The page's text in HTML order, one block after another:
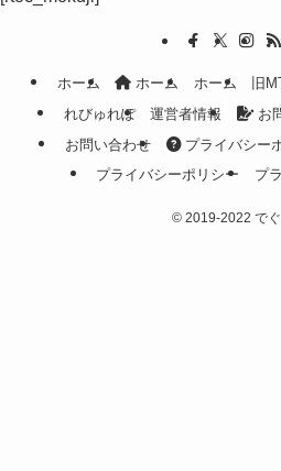
ホーム ホーム ホーム 旧
れびゅれぽ
運営者情報 お
お問い合わせ
プライバシー
プライバシーポリシー
プ
© 2019-2022 で